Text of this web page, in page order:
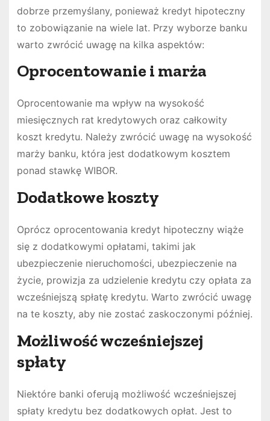
dobrze przemyślany, ponieważ kredyt hipoteczny
to zobowiązanie na wiele lat. Przy wyborze banku
warto zwrócić uwagę na kilka aspektów:
Oprocentowanie i marża
Oprocentowanie ma wpływ na wysokość
miesięcznych rat kredytowych oraz całkowity
koszt kredytu. Należy zwrócić uwagę na wysokość
marży banku, która jest dodatkowym kosztem
ponad stawkę WIBOR.
Dodatkowe koszty
Oprócz oprocentowania kredyt hipoteczny wiąże
się z dodatkowymi opłatami, takimi jak
ubezpieczenie nieruchomości, ubezpieczenie na
życie, prowizja za udzielenie kredytu czy opłata za
wcześniejszą spłatę kredytu. Warto zwrócić uwagę
na te koszty, aby nie zostać zaskoczonymi później.
Możliwość wcześniejszej
spłaty
Niektóre banki oferują możliwość wcześniejszej
spłaty kredytu bez dodatkowych opłat. Jest to